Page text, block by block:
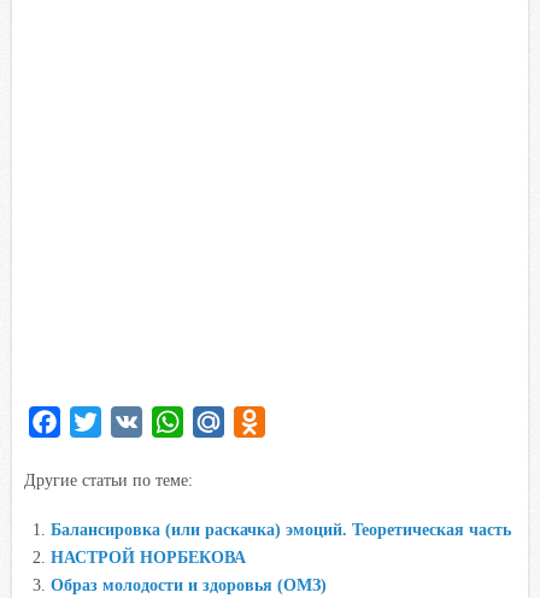
c
b
o
i
t
e
W
a
s
A
.
R
l
Другие статьи по теме:
Балансировка (или раскачка) эмоций. Теоретическая часть
НАСТРОЙ НОРБЕКОВА
Образ молодости и здоровья (ОМЗ)